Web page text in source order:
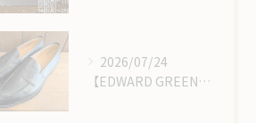
2026/07/24
【EDWARD GREEN】エドワードグリーンのローファーにハーフラバー＆ヴィンテージスチール取り付け！